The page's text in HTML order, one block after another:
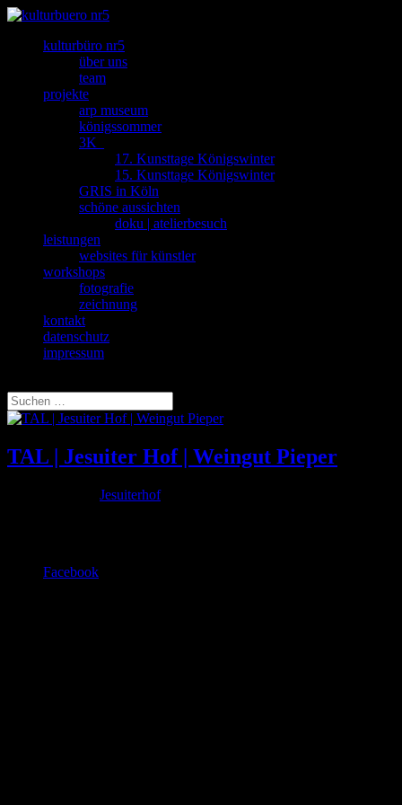
kulturbüro nr5
über uns
team
projekte
arp museum
königssommer
3K_
17. Kunsttage Königswinter
15. Kunsttage Königswinter
GRIS in Köln
schöne aussichten
doku | atelierbesuch
leistungen
websites für künstler
workshops
fotografie
zeichnung
kontakt
datenschutz
impressum
TAL | Jesuiter Hof | Weingut Pieper
Jesuiterhof
Facebook